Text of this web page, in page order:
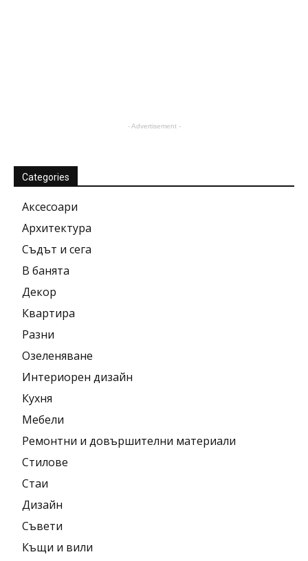
- Advertisement -
Categories
Аксесоари
Архитектура
Съдът и сега
В банята
Декор
Квартира
Разни
Озеленяване
Интериорен дизайн
Кухня
Мебели
Ремонтни и довършителни материали
Стилове
Стаи
Дизайн
Съвети
Къщи и вили